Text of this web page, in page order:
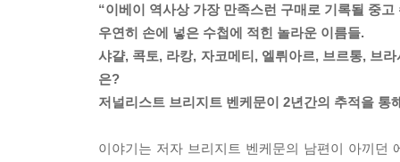
담배 연기가 자욱한 실내를 훑어보다가 피카소
낀 손가락 끝에 담배 파이프를 쥐고 있었다. 도라
광경을 보여주기로 했다. 그녀는 작은 꽃이 수놓
꽂기 시작했다. 손가락을 벌리고 그 사이에 칼을
고 뽀얀 살갗 위로 피가 흘러내리기 시작했다. 피
“이베이 역사상 가장 만족스런 구매로 기록될 중
우연히 손에 넣은 수첩에 적힌 놀라운 이름들.
샤걀, 콕토, 라캉, 자코메티, 엘뤼아르, 브르통, 브
은?
저널리스트 브리지트 벤케문이 2년간의 추적을 통
이야기는 저자 브리지트 벤케문의 남편이 아끼던